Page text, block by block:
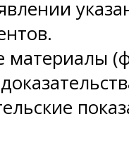
материалы